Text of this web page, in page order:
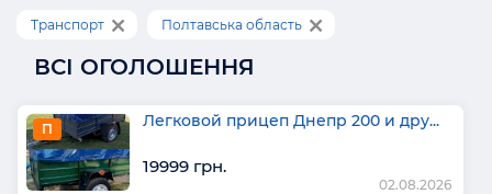
Транспорт Полтавська область
ВСІ ОГОЛОШЕННЯ
П Легковой прицеп Днепр 200 и дру...
19999 грн.
02.08.2026